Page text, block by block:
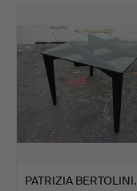
PATRIZIA BERTOLINI.